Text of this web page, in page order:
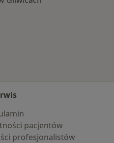
pacjentów
profesjonalistów